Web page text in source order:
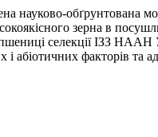
обґрунтована
зерна в
селекції ІЗЗ
абіотичних факторів та